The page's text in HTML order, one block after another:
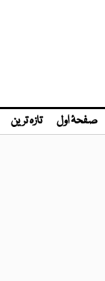
صفحۂ اول تازہ ترین